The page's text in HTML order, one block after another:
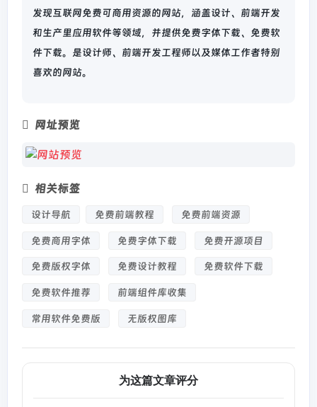
发现互联网免费可商用资源的网站，涵盖设计、前端开发
和生产里应用软件等领域，并提供免费字体下载、免费软
件下载。是设计师、前端开发工程师以及媒体工作者特别
喜欢的网站。
网址预览
相关标签
设计导航 免费前端教程 免费前端资源
免费商用字体 免费字体下载 免费开源项目
免费版权字体 免费设计教程 免费软件下载
免费软件推荐 前端组件库收集
常用软件免费版 无版权图库
为这篇文章评分